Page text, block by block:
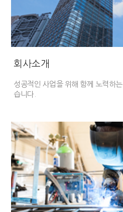
회사소개
성공적인 사업을 위해 함께 노력하는
습니다.